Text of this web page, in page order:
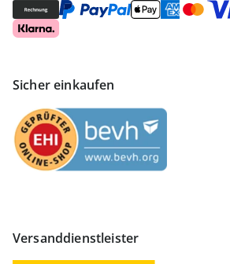
Sicher einkaufen
Versanddienstleister